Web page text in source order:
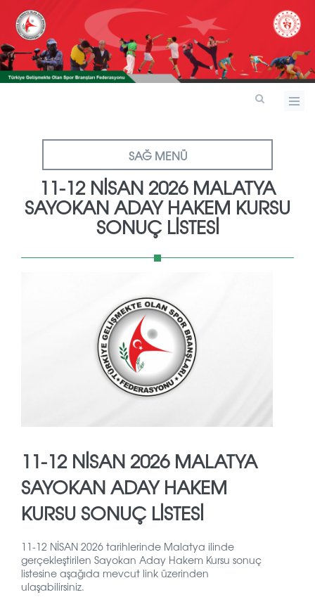
SAĞ MENÜ
11-12 NİSAN 2026 MALATYA
SAYOKAN ADAY HAKEM KURSU
SONUÇ LİSTESİ
11-12 NİSAN 2026 MALATYA
SAYOKAN ADAY HAKEM
KURSU SONUÇ LİSTESİ
11-12 NİSAN 2026 tarihlerinde Malatya ilinde
gerçekleştirilen Sayokan Aday Hakem Kursu sonuç
listesine aşağıda mevcut link üzerinden
ulaşabilirsiniz.